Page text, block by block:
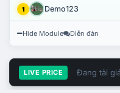
1 Demo123
Hide Module Diễn đàn
LIVE PRICE Đang tải